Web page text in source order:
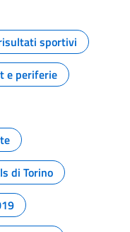
sportivi
e periferie
di Torino